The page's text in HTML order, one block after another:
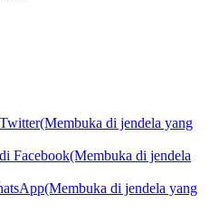
di jendela yang
Facebook(Membuka di jendela
di jendela yang